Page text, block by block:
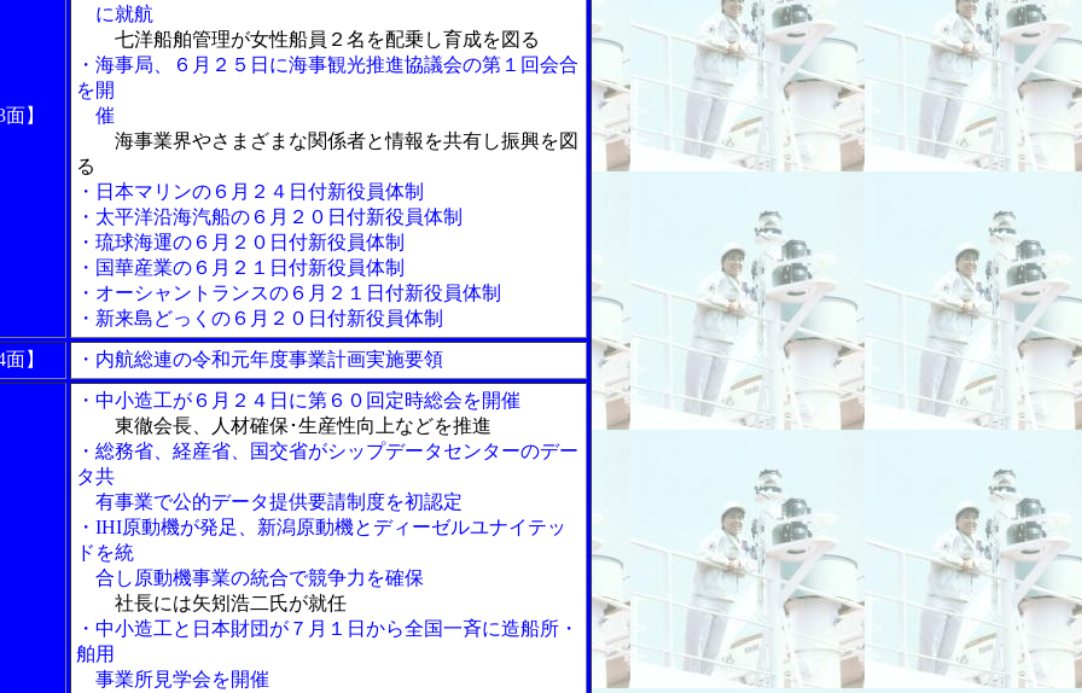
】
に就航
七洋船舶管理が女性船員２名を配乗し育成を図る
・海事局、６月２５日に海事観光推進協議会の第１回会合
を開
催
海事業界やさまざまな関係者と情報を共有し振興を図
る
・日本マリンの６月２４日付新役員体制
・太平洋沿海汽船の６月２０日付新役員体制
・琉球海運の６月２０日付新役員体制
・国華産業の６月２１日付新役員体制
・オーシャントランスの６月２１日付新役員体制
・新来島どっくの６月２０日付新役員体制
】
・内航総連の令和元年度事業計画実施要領
・中小造工が６月２４日に第６０回定時総会を開催
東徹会長、人材確保･生産性向上などを推進
・総務省、経産省、国交省がシップデータセンターのデー
タ共
有事業で公的データ提供要請制度を初認定
・IHI原動機が発足、新潟原動機とディーゼルユナイテッ
ドを統
合し原動機事業の統合で競争力を確保
社長には矢矧浩二氏が就任
・中小造工と日本財団が７月１日から全国一斉に造船所・
舶用
事業所見学会を開催